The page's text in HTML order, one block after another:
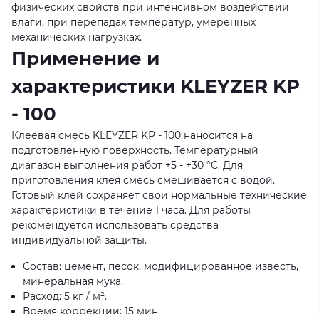
физических свойств при интенсивном воздействии
влаги, при перепадах температур, умеренных
механических нагрузках.
Применение и
характеристики KLEYZER KP
- 100
Клеевая смесь KLEYZER KP - 100 наносится на
подготовленную поверхность. Температурный
диапазон выполнения работ +5 - +30 °C. Для
приготовления клея смесь смешивается с водой.
Готовый клей сохраняет свои нормальные технические
характеристики в течение 1 часа. Для работы
рекомендуется использовать средства
индивидуальной защиты.
Состав: цемент, песок, модифицированное известь,
минеральная мука.
Расход: 5 кг / м².
Время коррекции: 15 мин.